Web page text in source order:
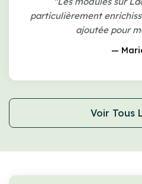
particulièrement
ajoutée pour
—
Voir Tous